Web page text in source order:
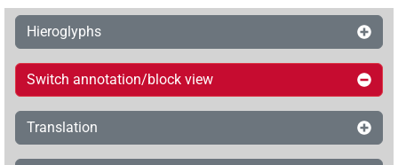
Hieroglyphs
Switch annotation/block view
Translation